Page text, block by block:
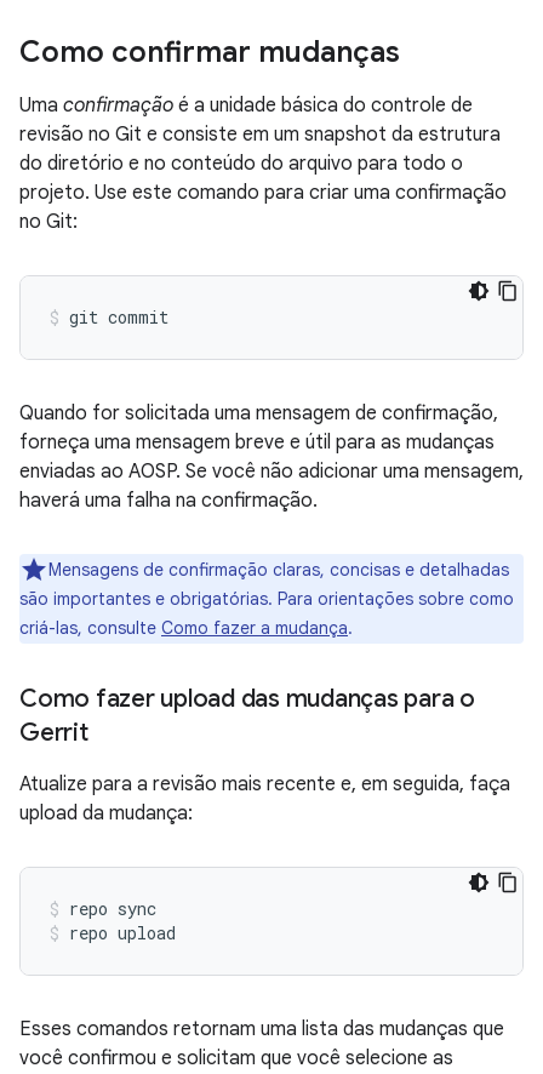
Como confirmar mudanças
Uma confirmação é a unidade básica do controle de
revisão no Git e consiste em um snapshot da estrutura
do diretório e no conteúdo do arquivo para todo o
projeto. Use este comando para criar uma confirmação
no Git:
Quando for solicitada uma mensagem de confirmação,
forneça uma mensagem breve e útil para as mudanças
enviadas ao AOSP. Se você não adicionar uma mensagem,
haverá uma falha na confirmação.
Mensagens de confirmação claras, concisas e detalhadas
são importantes e obrigatórias. Para orientações sobre como
criá-las, consulte Como fazer a mudança.
Como fazer upload das mudanças para o
Gerrit
Atualize para a revisão mais recente e, em seguida, faça
upload da mudança:
repo sync
repo upload
Esses comandos retornam uma lista das mudanças que
você confirmou e solicitam que você selecione as